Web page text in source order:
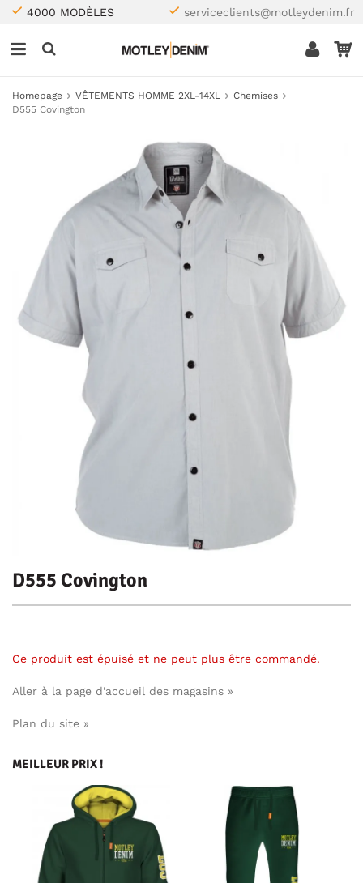
4000 MODÈLES serviceclients@motleydenim.fr
Homepage VÊTEMENTS HOMME 2XL-14XL
Chemises
D555 Covington
D555 Covington
Ce produit est épuisé et ne peut plus être commandé.
Aller à la page d'accueil des magasins »
Plan du site »
MEILLEUR PRIX !